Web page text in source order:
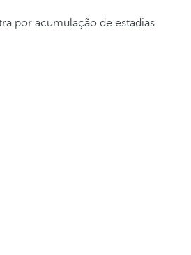
por acumulação de estadias